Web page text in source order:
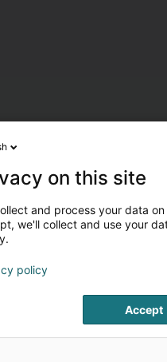
on this site
and process your data
we'll collect and use your
policy
Accept